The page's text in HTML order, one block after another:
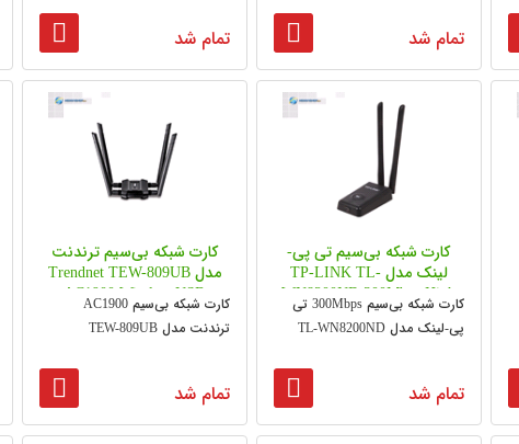
تمام شد تمام شد
کارت شبکه بی‌سیم تی پی-
لینک مدل TP-LINK TL-
WN8200ND 300Mbps High
Power Wireless USB Adapter
کارت شبکه بی‌سیم 300Mbps تی
پی-لینک مدل TL-WN8200ND
تمام شد
کارت شبکه بی‌سیم ترندنت
مدل Trendnet TEW-809UB
AC1900 Wireless USB
Adapterکارت شبکه بی‌سیم AC1900
ترندنت مدل TEW-809UB
تمام شد